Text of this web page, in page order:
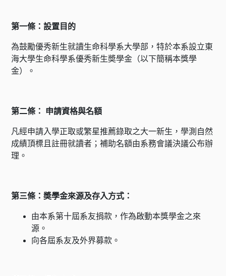
第一條：設置目的
為鼓勵優秀新生就讀生命科學系大學部，特於本系設立東
海大學生命科學系優秀新生奬學金（以下簡稱本獎學
金）。
第二條： 申請資格與名額
凡經申請入學正取或繁星推薦錄取之大一新生，學測自然
成績頂標且註冊就讀者；補助名額由系務會議決議公布辦
理。
第三條：奬學金來源及存入方式：
由本系第十屆系友捐款，作為啟動本獎學金之來
源。
向各屆系友及外界募款。